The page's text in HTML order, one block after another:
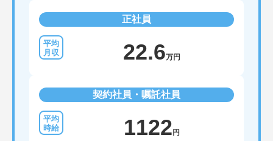
正社員
22.6万円
契約社員・嘱託社員
1122 円